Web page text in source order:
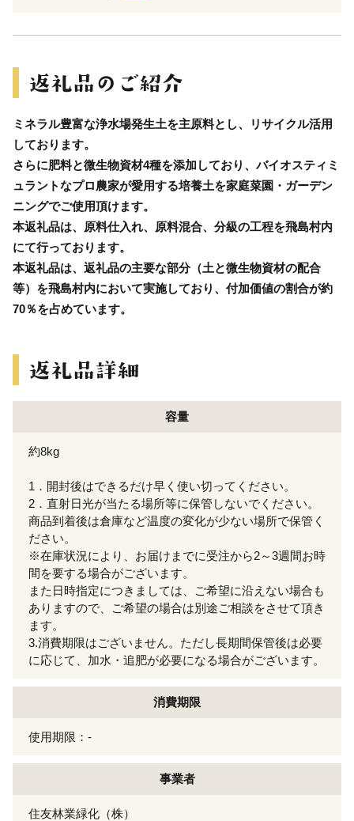
ミネラル豊富な浄水場発生土を主原料とし、リサイクル活用
しております。
さらに肥料と微生物資材4種を添加しており、バイオスティミ
ュラントなプロ農家が愛用する培養土を家庭菜園・ガーデン
ニングでご使用頂けます。
本返礼品は、原料仕入れ、原料混合、分級の工程を飛島村内
にて行っております。
本返礼品は、返礼品の主要な部分（土と微生物資材の配合
等）を飛島村内において実施しており、付加価値の割合が約
70％を占めています。
容量
約8kg
1．開封後はできるだけ早く使い切ってください。
2．直射日光が当たる場所等に保管しないでください。
商品到着後は倉庫など温度の変化が少ない場所で保管く
ださい。
※在庫状況により、お届けまでに受注から2～3週間お時
間を要する場合がございます。
また日時指定につきましては、ご希望に沿えない場合も
ありますので、ご希望の場合は別途ご相談をさせて頂き
ます。
3.消費期限はございません。ただし長期間保管後は必要
に応じて、加水・追肥が必要になる場合がございます。
消費期限
使用期限：-
事業者
住友林業緑化（株）